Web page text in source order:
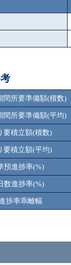
間所要準備額(積数)
間所要準備額(平均)
要積立額(積数)
要積立額(平均)
預進捗率(%)
数進捗率(%)
捗率乖離幅